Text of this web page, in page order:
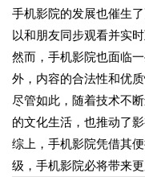
手机影院的发展也催生
以和朋友同步观看并实
然而，手机影院也面临
外，内容的合法性和优
尽管如此，随着技术不
的文化生活，也推动了
综上，手机影院凭借其
级，手机影院必将带来